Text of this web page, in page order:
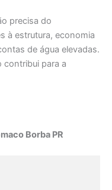
precisa do
à estrutura, economia
de água elevadas.
contribui para a
Borba PR